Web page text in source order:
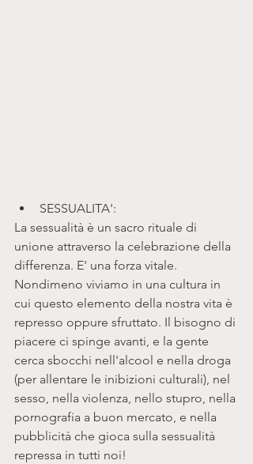
SESSUALITA':
La sessualità è un sacro rituale di
unione attraverso la celebrazione della
differenza. E' una forza vitale.
Nondimeno viviamo in una cultura in
cui questo elemento della nostra vita è
represso oppure sfruttato. Il bisogno di
piacere ci spinge avanti, e la gente
cerca sbocchi nell'alcool e nella droga
(per allentare le inibizioni culturali), nel
sesso, nella violenza, nello stupro, nella
pornografia a buon mercato, e nella
pubblicità che gioca sulla sessualità
repressa in tutti noi!